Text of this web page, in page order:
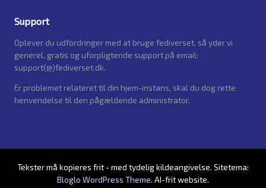
Support
Oplever du udfordringer med at bruge fediverset, så yder vi
generel, gratis og uforpligtende support på email:
support(@)fediverset.dk.
Er problemet relateret til din hjem-instans, skal du dog rette
henvendelse til den pågældende administrator.
Tekster må kopieres frit - med tydelig kildeangivelse. Sitetema:
Bloglo WordPress Theme. AI-frit website.